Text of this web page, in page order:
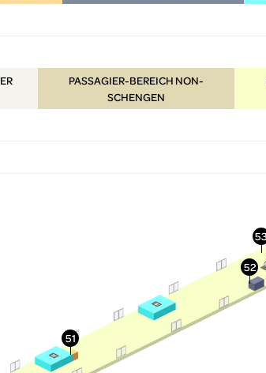
PASSAGIER-BEREICH NON-
SCHENGEN